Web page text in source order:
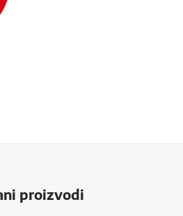
proizvodi